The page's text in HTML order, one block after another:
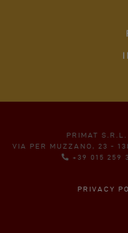
PRIMAT
VIA PER MUZZANO, 23 -
+39 015 259
PRIVACY